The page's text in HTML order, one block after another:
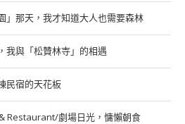
」那天，我才知道大人也需要森林
我與「松贊林寺」的相遇
民宿的天花板
Restaurant/劇場日光，慵懶朝食